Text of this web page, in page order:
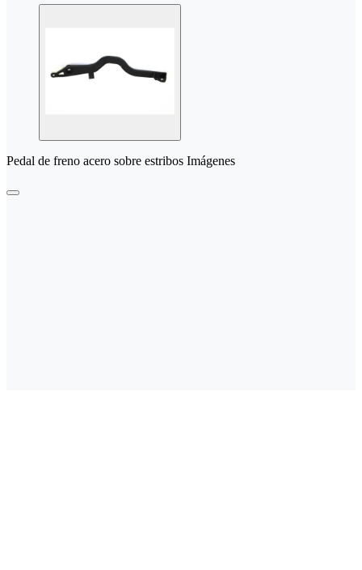
Pedal de freno acero sobre estribos Imágenes